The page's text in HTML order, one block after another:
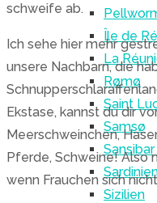
Île de Ré
La
Rømø
Saint
Samsø
Sansibar
Sizilien
schweife ab.
Ich sehe hier mehr
unsere Nachbarn, die
Ekstase, kannst du dir
Meerschweinchen,
Pferde, Schweine! Also
wenn Frauchen sich